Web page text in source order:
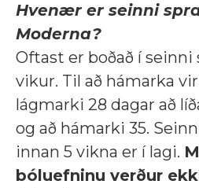
Hvenær er seinni
Moderna?
Oftast er boðað í
vikur. Til að hámarka
lágmarki 28 dagar að
og að hámarki 35.
innan 5 vikna er í lagi.
bóluefninu verður